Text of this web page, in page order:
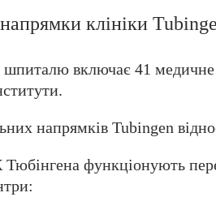
клініки
включає 41 медичне
напрямків Tubingen
функціонують